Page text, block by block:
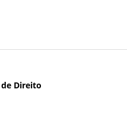
de Direito